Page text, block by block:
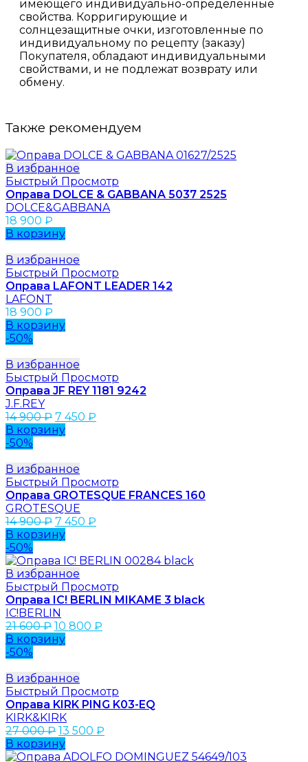
имеющего индивидуально-определённые
свойства. Корригирующие и
солнцезащитные очки, изготовленные по
индивидуальному по рецепту (заказу)
Покупателя, обладают индивидуальными
свойствами, и не подлежат возврату или
обмену.
Также рекомендуем
В избранное
Быстрый Просмотр
Оправа DOLCE & GABBANA 5037 2525
DOLCE&GABBANA
18 900 ₽
В корзину
В избранное
Быстрый Просмотр
Оправа LAFONT LEADER 142
LAFONT
18 900 ₽
В корзину
-50%
В избранное
Быстрый Просмотр
Оправа JF REY 1181 9242
J.F.REY
14 900₽ 7 450 ₽
В корзину
-50%
В избранное
Быстрый Просмотр
Оправа GROTESQUE FRANCES 160
GROTESQUE
14 900₽ 7 450 ₽
В корзину
-50%
В избранное
Быстрый Просмотр
Оправа IC! BERLIN MIKAME 3 black
IC!BERLIN
21 600₽ 10 800 ₽
В корзину
-50%
В избранное
Быстрый Просмотр
Оправа KIRK PING K03-EQ
KIRK&KIRK
27 000₽ 13 500 ₽
В корзину